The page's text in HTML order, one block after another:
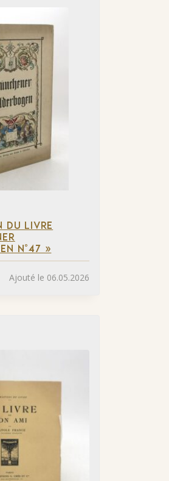
DU LIVRE
N°47 »
Ajouté le 06.05.2026